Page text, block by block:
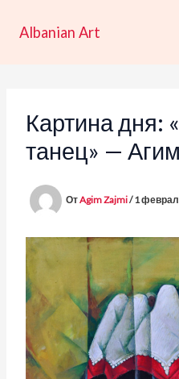
Albanian Art
Картина дня:
танец» —
ОтAgim Zajmi/1